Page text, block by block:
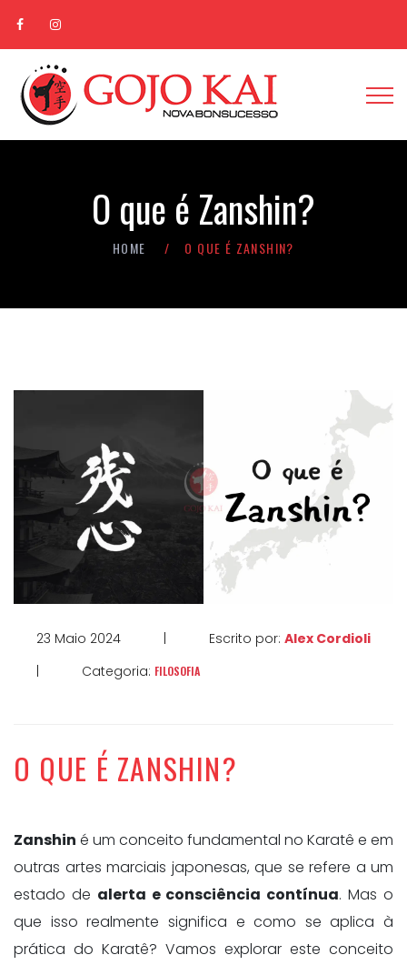
O que é Zanshin?
HOME O QUE É ZANSHIN?
23 Maio 2024 Escrito por: Alex Cordioli
Categoria: FILOSOFIA
O QUE É ZANSHIN?
Zanshin é um conceito fundamental no Karatê e em
outras artes marciais japonesas, que se refere a um
estado de alerta e consciência contínua. Mas o
que isso realmente significa e como se aplica à
prática do Karatê? Vamos explorar este conceito